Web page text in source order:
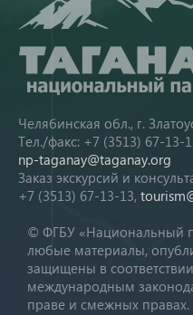
Челябинская обл., г.
Тел./факс: +7 (3513) 67-
np-taganay@taganay.org
Заказ экскурсий и
+7 (3513) 67-13-13,
© ФГБУ «Национальный
любые материалы,
защищены в
международным
праве и смежных правах.